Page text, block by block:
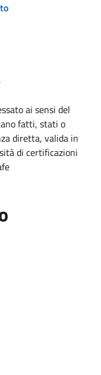
ai sensi del
fatti, stati o
diretta, valida in
di certificazioni